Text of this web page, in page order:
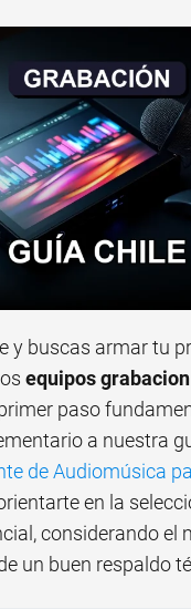
y buscas armar tu
equipos
paso
a nuestra
de Audiomúsica
en la
considerando el
un buen respaldo